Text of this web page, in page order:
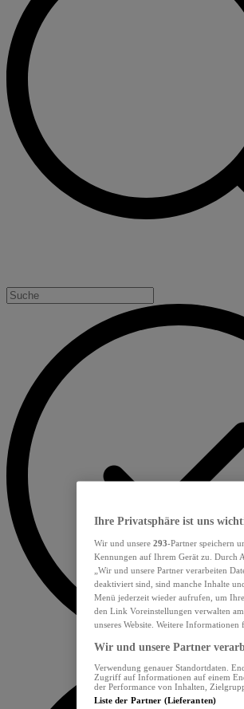
Ihre Privatsphäre ist uns
Wir und unsere 293-Partner speichern
Kennungen auf Ihrem Gerät zu. Durch
„Wir und unsere Partner verarbeiten
deaktiviert sind, sind manche Inhalte
Menü jederzeit wieder aufrufen, um
den Link Voreinstellungen verwalten
unseres Website. Weitere
Wir und unsere Partner
Verwendung genauer Standortdaten.
Zugriff auf Informationen auf einem
der Performance von Inhalten,
Liste der Partner (Lieferanten)